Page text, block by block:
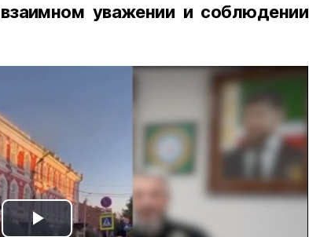
уважении и соблюдении